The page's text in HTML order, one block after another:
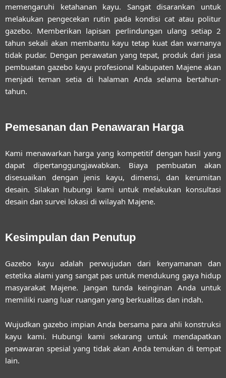
memengaruhi ketahanan kayu. Sangat disarankan untuk
melakukan pengecekan rutin pada kondisi cat atau politur
gazebo. Memberikan lapisan perlindungan ulang setiap 2
tahun sekali akan membantu kayu tetap kuat dan warnanya
tidak pudar. Dengan perawatan yang tepat, produk dari jasa
pembuatan gazebo kayu profesional Kabupaten Majene akan
menjadi teman setia di halaman Anda selama bertahun-
tahun.
Pemesanan dan Penawaran Harga
Kami menawarkan harga yang kompetitif dengan hasil yang
dapat dipertanggungjawabkan. Biaya pembuatan akan
disesuaikan dengan jenis kayu, dimensi, dan kerumitan
desain. Silakan hubungi kami untuk melakukan konsultasi
desain dan survei lokasi di wilayah Majene.
Kesimpulan dan Penutup
Gazebo kayu adalah perwujudan dari kenyamanan dan
estetika alami yang sangat pas untuk mendukung gaya hidup
masyarakat Majene. Jangan tunda keinginan Anda untuk
memiliki ruang luar ruangan yang berkualitas dan indah.
Wujudkan gazebo impian Anda bersama para ahli konstruksi
kayu kami. Hubungi kami sekarang untuk mendapatkan
penawaran spesial yang tidak akan Anda temukan di tempat
lain.